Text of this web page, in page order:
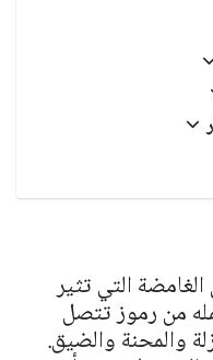
التي تثير
من رموز تتصل
والمحنة والضيق.